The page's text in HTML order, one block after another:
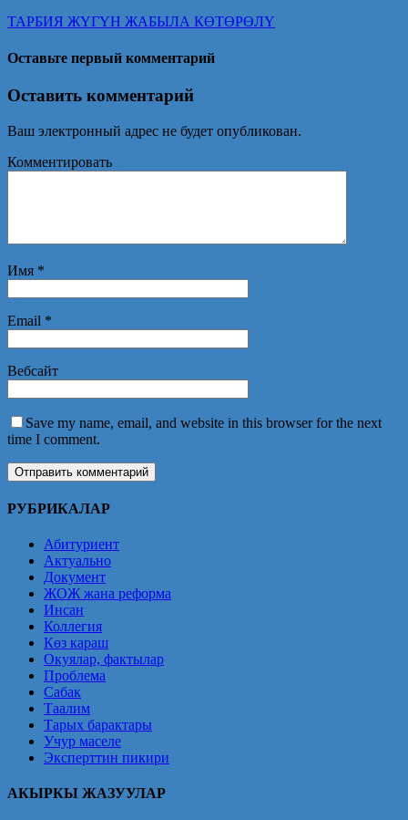
ТАРБИЯ ЖҮГҮН ЖАБЫЛА КӨТӨРӨЛҮ
Оставьте первый комментарий
Оставить комментарий
Ваш электронный адрес не будет опубликован.
Комментировать
Имя *
Email *
Вебсайт
Save my name, email, and website in this browser for the next
time I comment.
РУБРИКАЛАР
Абитуриент
Актуально
Документ
ЖОЖ жана реформа
Инсан
Коллегия
Көз караш
Окуялар, фактылар
Проблема
Сабак
Таалим
Тарых барактары
Учур маселе
Эксперттин пикири
АКЫРКЫ ЖАЗУУЛАР